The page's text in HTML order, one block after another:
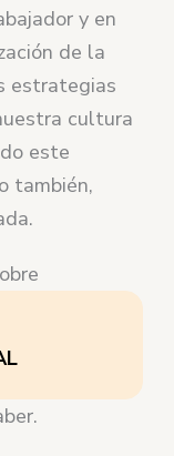
y en
de la
estrategias
cultura
este
también,